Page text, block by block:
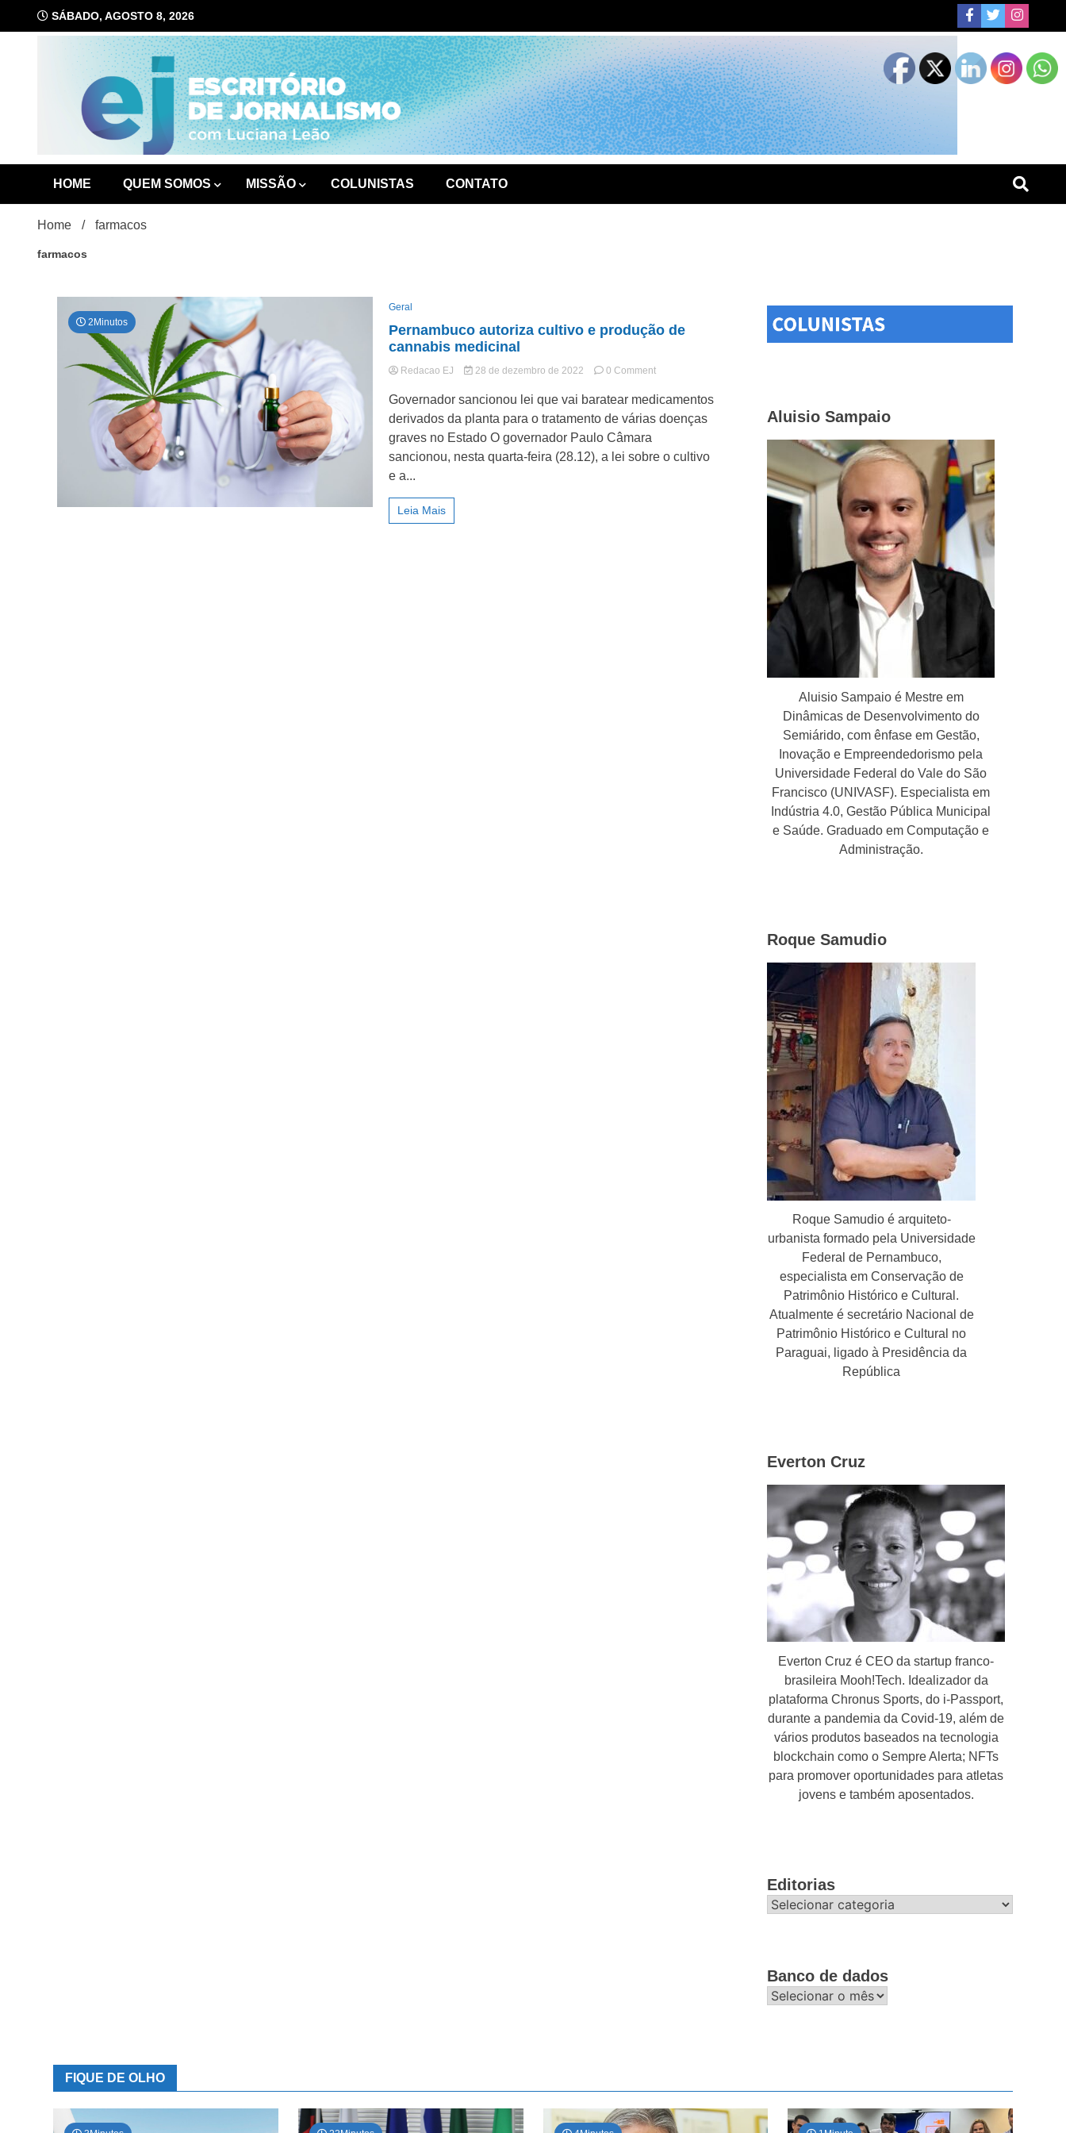
SÁBADO, AGOSTO 8, 2026
Escritório de
Jornalismo
HOME
QUEM SOMOS MISSÃO COLUNISTAS CONTATO
Home farmacos
farmacos
2Minutos
Geral
Pernambuco autoriza cultivo e produção de
cannabis medicinal
Redacao EJ 28 de dezembro de 2022 0 Commenton
autoriza
cultivo
de
Governador sancionou lei que vai baratear medicamentos
derivados da planta para o tratamento de várias doenças
graves no Estado O governador Paulo Câmara
sancionou, nesta quarta-feira (28.12), a lei sobre o cultivo
e a...
Leia Mais
Aluisio Sampaio
Aluisio Sampaio é Mestre em
Dinâmicas de Desenvolvimento do
Semiárido, com ênfase em Gestão,
Inovação e Empreendedorismo pela
Universidade Federal do Vale do São
Francisco (UNIVASF). Especialista em
Indústria 4.0, Gestão Pública Municipal
e Saúde. Graduado em Computação e
Administração.
Roque Samudio
Roque Samudio é arquiteto-
urbanista formado pela Universidade
Federal de Pernambuco,
especialista em Conservação de
Patrimônio Histórico e Cultural.
Atualmente é secretário Nacional de
Patrimônio Histórico e Cultural no
Paraguai, ligado à Presidência da
República
Everton Cruz
Everton Cruz é CEO da startup franco-
brasileira Mooh!Tech. Idealizador da
plataforma Chronus Sports, do i-Passport,
durante a pandemia da Covid-19, além de
vários produtos baseados na tecnologia
blockchain como o Sempre Alerta; NFTs
para promover oportunidades para atletas
jovens e também aposentados.
Editorias
Editorias
Banco de dados
Banco
FIQUE DE OLHO